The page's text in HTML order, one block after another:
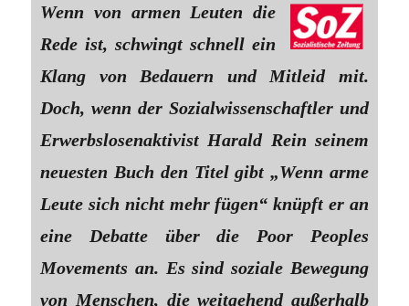
Wenn von armen Leuten die
Rede ist, schwingt schnell ein
Klang von Bedauern und Mitleid mit.
Doch, wenn der Sozialwissenschaftler und
Erwerbslosenaktivist Harald Rein seinem
neuesten Buch den Titel gibt „Wenn arme
Leute sich nicht mehr fügen“ knüpft er an
eine Debatte über die Poor Peoples
Movements an. Es sind soziale Bewegung
von Menschen, die weitgehend außerhalb